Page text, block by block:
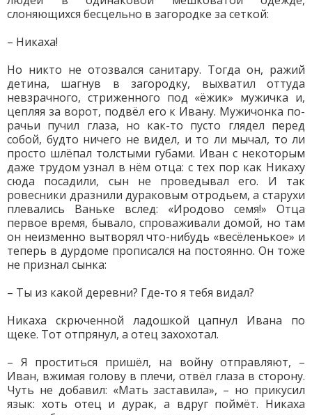
слоняющихся бесцельно в загородке за сеткой:
– Никаха!
Но никто не отозвался санитару. Тогда он, ражий
детина, шагнув в загородку, выхватил оттуда
невзрачного, стриженного под «ёжик» мужичка и,
цепляя за ворот, подвёл его к Ивану. Мужичонка по-
рачьи пучил глаза, но как-то пусто глядел перед
собой, будто ничего не видел, и то ли мычал, то ли
просто шлёпал толстыми губами. Иван с некоторым
даже трудом узнал в нём отца: с тех пор как Никаху
сюда посадили, сын не проведывал его. И так
ровесники дразнили дураковым отродьем, а старухи
плевались Ваньке вслед: «Иродово семя!» Отца
первое время, бывало, спроваживали домой, но там
он неизменно вытворял что-нибудь «весёленькое» и
теперь в дурдоме прописался на постоянно. Он тоже
не признал сынка:
– Ты из какой деревни? Где-то я тебя видал?
Никаха скрюченной ладошкой цапнул Ивана по
щеке. Тот отпрянул, а отец захохотал.
– Я проститься пришёл, на войну отправляют, –
Иван, вжимая голову в плечи, отвёл глаза в сторону.
Чуть не добавил: «Мать заставила», – но прикусил
язык: хоть отец и дурак, а вдруг поймёт. Никаха